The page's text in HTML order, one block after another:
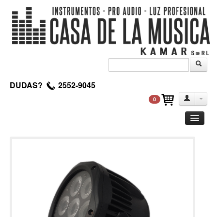
DUDAS? 2552-9045
0
Amplificadores
Pedales de efectos